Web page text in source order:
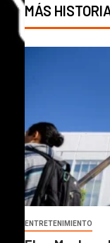
MÁS
ENTRETENIMIENTO